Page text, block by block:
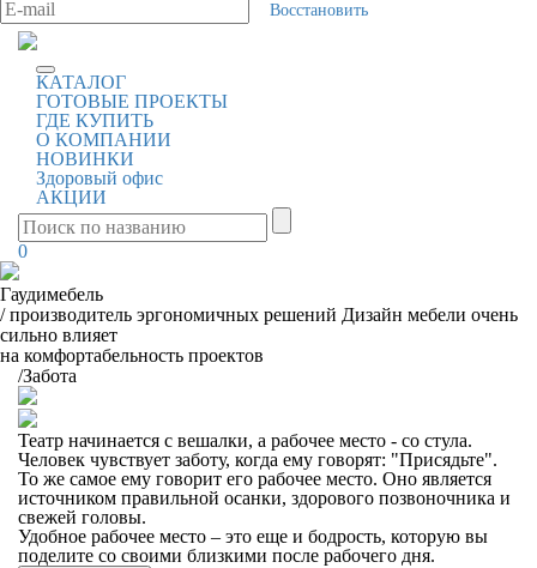
Восстановить
КАТАЛОГ
ГОТОВЫЕ ПРОЕКТЫ
ГДЕ КУПИТЬ
О КОМПАНИИ
НОВИНКИ
Здоровый офис
АКЦИИ
0
Гаудимебель
/ производитель эргономичных решений Дизайн мебели очень
сильно влияет
на комфортабельность проектов
/Забота
Театр начинается с вешалки, а рабочее место - со стула.
Человек чувствует заботу, когда ему говорят: "Присядьте".
То же самое ему говорит его рабочее место. Оно является
источником правильной осанки, здорового позвоночника и
свежей головы.
Удобное рабочее место – это еще и бодрость, которую вы
поделите со своими близкими после рабочего дня.